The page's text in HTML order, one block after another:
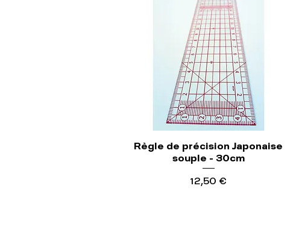
Règle de précision Japonaise
souple - 30cm
Precio
12,50 €